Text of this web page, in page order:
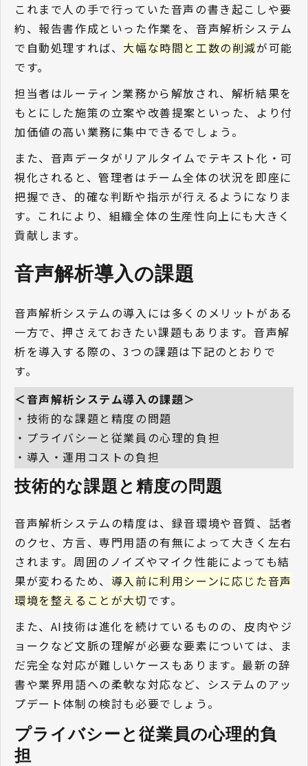
これまで人の手で行っていた音声の書き起こしや要
約、報告書作成といった作業を、音声解析システム
で自動処理すれば、 大幅な時間と工数の削減が可能
です。
担当者はルーティン業務から解放され、解析結果を
もとにした施策の立案や改善提案といった、より付
加価値の高い業務に集中できるでしょう。
また、音声データがリアルタイムでテキスト化・可
視化されると、管理者はチーム全体の状況を即座に
把握でき、的確な判断や指示が行えるようになりま
す。これにより、組織全体の生産性向上にも大きく
貢献します。
音声解析導入の課題
音声解析システムの導入には多くのメリットがある
一方で、押さえておきたい課題もあります。音声解
析を導入する際の、3つの課題は下記のとおりで
す。
＜音声解析システム導入の課題＞
・技術的な課題と精度の問題
・プライバシーと従業員の心理的負担
・導入・運用コストの負担
技術的な課題と精度の問題
音声解析システムの精度は、録音環境や音質、話者
のクセ、方言、専門用語の有無によって大きく左右
されます。周囲のノイズやマイク性能によっても結
果が変わるため、 導入前に利用シーンに応じた音声
環境を整えることが大切です。
また、AI技術は進化を続けているものの、皮肉やジ
ョークなど文脈の理解が必要な要素については、ま
だ完全な対応が難しいケースもあります。最新の辞
書や業界用語への柔軟な対応など、システムのアッ
プデート体制の検討も必要でしょう。
プライバシーと従業員の心理的負
担